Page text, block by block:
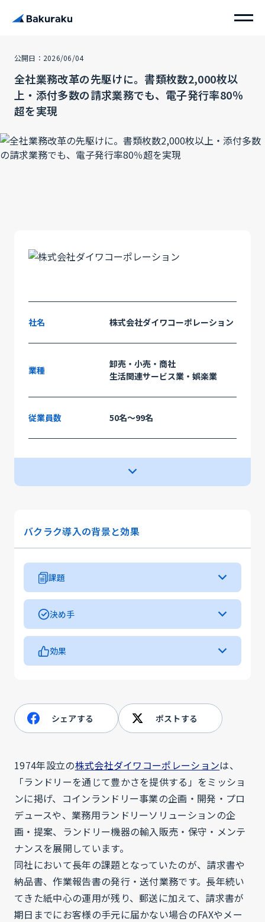
公開日：2026/06/04
全社業務改革の先駆けに。書類枚数2,000枚以
上・添付多数の請求業務でも、電子発行率80％
超を実現
バクラク導入の背景と効果
課題
・請求書500枚、納品書1,300枚、作業報告書400枚
を紙中心で運用していた
・郵送に加えてメール送付やFAX送信などの再送対応
・締め日対応と添付書類の確認作業に追われつつ、ミ
決め手
・PDFアップロード機能とAI-OCRが必須要件に合致
し、添付書類の多い運用にも対応できたこと
・電子帳簿保存法に対応した利用容量が無制限である
安心して導入を進められたこと
効果
・帳票発行関連業務は月20時間程度削減され、営業
日換算で約3日分の余力が生まれた
・郵送費だけで月15万円程度の削減効果が見込める
シェアする ポストする
1974年設立の株式会社ダイワコーポレーションは、
「ランドリーを通じて豊かさを提供する」をミッショ
ンに掲げ、コインランドリー事業の企画・開発・プロ
デュースや、業務用ランドリーソリューションの企
画・提案、ランドリー機器の輸入販売・保守・メンテ
ナンスを展開しています。
同社において長年の課題となっていたのが、請求書や
納品書、作業報告書の発行・送付業務です。長年続い
てきた紙中心の運用が残り、郵送に加えて、請求書が
期日までにお客様の手元に届かない場合のFAXやメー
社名 株式会社ダイワコーポレーション
業種
卸売・小売・商社
生活関連サービス業・娯楽業
従業員数
50名〜99名
サービス
課題・目的